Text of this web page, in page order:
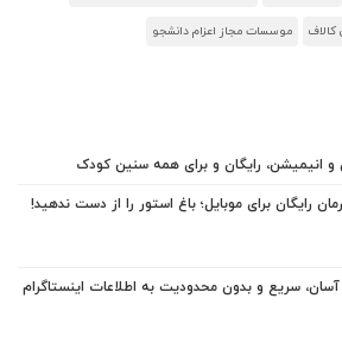
موسسات مجاز اعزام دانشجو
و انیمیشن، رایگان و برای همه سنین کودک
رایگان برای موبایل؛ باغ استور را از دست ندهید!